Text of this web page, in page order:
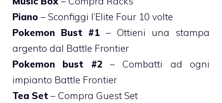
Piano – Sconfiggi l’Elite Four 10 volte
Pokemon Bust #1 – Ottieni una stampa
argento dal Battle Frontier
Pokemon bust #2 – Combatti ad ogni
impianto Battle Frontier
Tea Set – Compra Guest Set